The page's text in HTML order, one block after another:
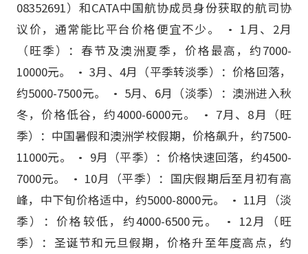
08352691）和CATA中国航协成员身份获取的航司协
议价，通常能比平台价格便宜不少。 • 1月、2月
（旺季）：春节及澳洲夏季，价格最高，约7000-
10000元。 • 3月、4月（平季转淡季）：价格回落，
约5000-7500元。 • 5月、6月（淡季）：澳洲进入秋
冬，价格低谷，约4000-6000元。 • 7月、8月（旺
季）：中国暑假和澳洲学校假期，价格飙升，约7500-
11000元。 • 9月（平季）：价格快速回落，约4500-
7000元。 • 10月（平季）：国庆假期后至月初有高
峰，中下旬价格适中，约5000-8000元。 • 11月（淡
季）：价格较低，约4000-6500元。 • 12月（旺
季）：圣诞节和元旦假期，价格升至年度高点，约